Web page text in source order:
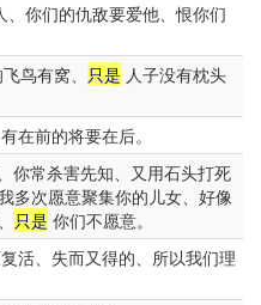
、你们的仇敌要爱他、恨你们
鸟有窝、 只是 人子没有枕头
在前的将要在后。
你常杀害先知、又用石头打死
多次愿意聚集你的儿女、好像
只是 你们不愿意。
活、失而又得的、所以我们理